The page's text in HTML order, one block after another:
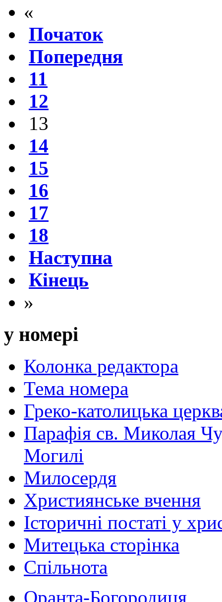
«
Початок
Попередня
11
12
13
14
15
16
17
18
Наступна
Кінець
»
у номері
Колонка редактора
Тема номера
Греко-католицька
Парафія св. Миколая
Могилі
Милосердя
Християнське вчення
Історичні постаті у
Митецька сторінка
Спільнота
Оранта-Богородиця